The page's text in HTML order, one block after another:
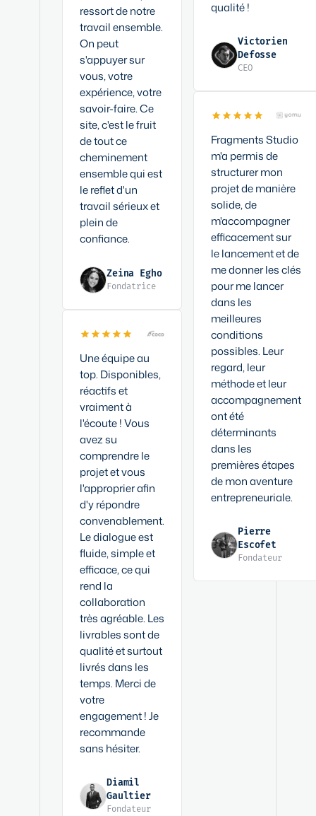
ressort de notre
travail ensemble.
On peut
s'appuyer sur
vous, votre
expérience, votre
savoir-faire. Ce
site, c'est le fruit
de tout ce
cheminement
ensemble qui est
le reflet d'un
travail sérieux et
plein de
confiance.
Zeina Egho
Fondatrice
Une équipe au
top. Disponibles,
réactifs et
vraiment à
l'écoute ! Vous
avez su
comprendre le
projet et vous
l'approprier afin
d'y répondre
convenablement.
Le dialogue est
fluide, simple et
efficace, ce qui
rend la
collaboration
très agréable. Les
livrables sont de
qualité et surtout
livrés dans les
temps. Merci de
votre
engagement ! Je
recommande
sans hésiter.
Diamil
Gaultier
Fondateur
qualité !
Victorien
Defosse
CEO
Fragments Studio
m'a permis de
structurer mon
projet de manière
solide, de
m'accompagner
efficacement sur
le lancement et de
me donner les clés
pour me lancer
dans les
meilleures
conditions
possibles. Leur
regard, leur
méthode et leur
accompagnement
ont été
déterminants
dans les
premières étapes
de mon aventure
entrepreneuriale.
Pierre
Escofet
Fondateur